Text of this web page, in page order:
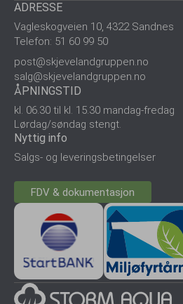
ADRESSE
Vagleskogveien 10, 4322 Sandnes
Telefon: 51 60 99 50
post@skjevelandgruppen.no
salg@skjevelandgruppen.no
ÅPNINGSTID
kl. 06.30 til kl. 15.30 mandag-fredag
Lørdag/søndag stengt.
Nyttig info
Salgs- og leveringsbetingelser
FDV & dokumentasjon